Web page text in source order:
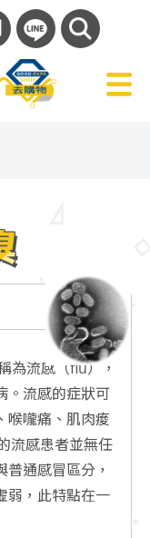
為流感（flu），
。流感的症狀可
喉嚨痛、肌肉痠
流感患者並無任
通感冒區分，
弱，此特點在一